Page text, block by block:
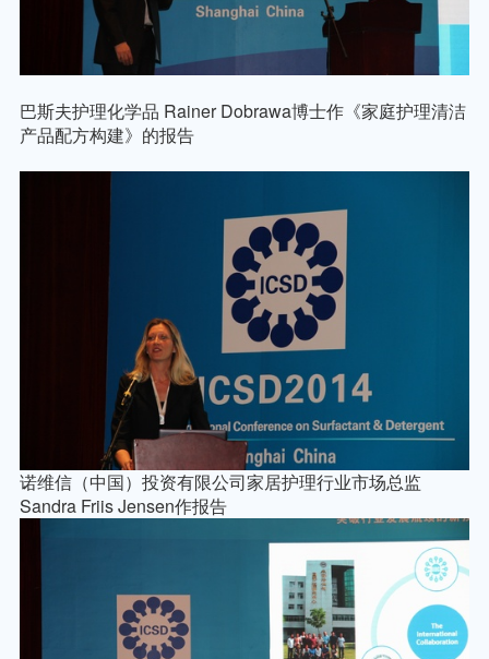
巴斯夫护理化学品 Rainer Dobrawa博士作《家庭护理清洁
产品配方构建》的报告
诺维信（中国）投资有限公司家居护理行业市场总监
Sandra Friis Jensen作报告